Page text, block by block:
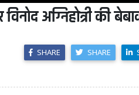
अग्निहोत्री की
SHARE SHARE